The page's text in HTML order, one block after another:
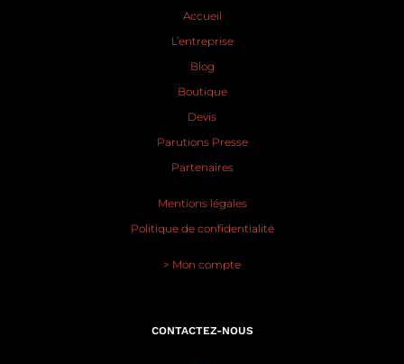
Accueil
L’entreprise
Blog
Boutique
Devis
Parutions Presse
Partenaires
Mentions légales
Politique de confidentialité
> Mon compte
CONTACTEZ-NOUS